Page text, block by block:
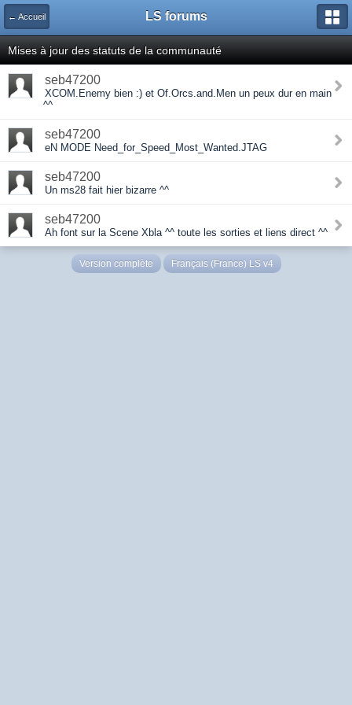
← Accueil LS forums
Mises à jour des statuts de la communauté
seb47200
XCOM.Enemy bien :) et Of.Orcs.and.Men un peux dur en main
^^
seb47200
eN MODE Need_for_Speed_Most_Wanted.JTAG
seb47200
Un ms28 fait hier bizarre ^^
seb47200
Ah font sur la Scene Xbla ^^ toute les sorties et liens direct ^^
Version complète Français (France) LS v4